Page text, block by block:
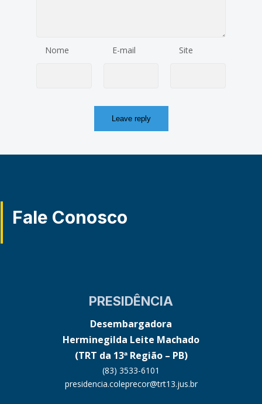
Nome E-mail Site
Fale Conosco
PRESIDÊNCIA
Desembargadora
Herminegilda Leite Machado
(TRT da 13ª Região – PB)
(83) 3533-6101
presidencia.coleprecor@trt13.jus.br